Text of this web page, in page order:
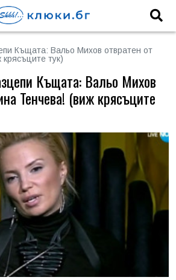
Къщата: Вальо Михов отвратен от
тук)
Къщата: Вальо Михов
Тенчева! (виж крясъците